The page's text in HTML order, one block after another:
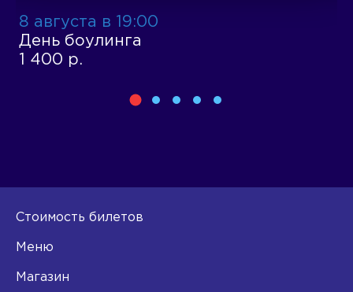
8 августа в 19:00
День боулинга
1 400 р.
Стоимость билетов
Меню
Магазин